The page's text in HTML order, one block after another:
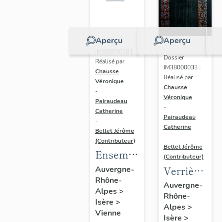
lycée,
collège
François-
Ponsard
Aperçu
Dossier
Réalisé par
Chausse
Véronique
-
Pairaudeau
Catherine
-
Bellet Jérôme
(Contributeur)
Ensemble
de 5
verrières
figurées :
figures
Auvergne-
Rhône-
Alpes>
Isère >
Vienne
Aperçu
Dossier
IM38000033 |
Réalisé par
Chausse
Véronique
-
Pairaudeau
Catherine
-
Bellet Jérôme
(Contributeur)
Verrière
(vitrail
:
Auvergne-
Rhône-
Alpes>
Isère >